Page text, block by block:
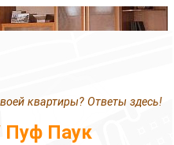
квартиры? Ответы здесь!
Паук